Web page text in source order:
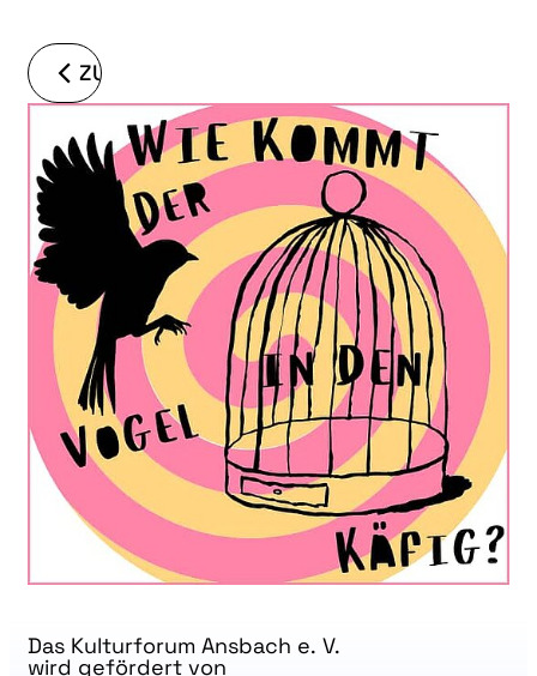
ZURÜCK
Das Kulturforum Ansbach e. V.
wird gefördert von